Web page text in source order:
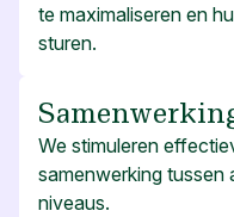
te maximaliseren en
sturen.
We stimuleren
samenwerking tussen
niveaus.